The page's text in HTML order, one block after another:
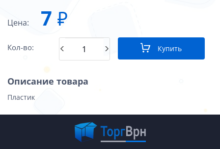
Цена: 7 ₽
Кол-во: Купить
Описание товара
Пластик